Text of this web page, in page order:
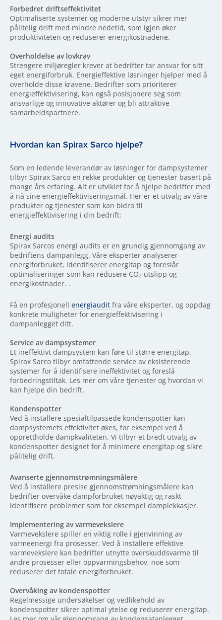
Forbedret driftseffektivitet
Optimaliserte systemer og moderne utstyr sikrer mer
pålitelig drift med mindre nedetid, som igjen øker
produktiviteten og reduserer energikostnadene.
Overholdelse av lovkrav
Strengere miljøregler krever at bedrifter tar ansvar for sitt
eget energiforbruk. Energieffektive løsninger hjelper med å
overholde disse kravene. Bedrifter som prioriterer
energieffektivisering, kan også posisjonere seg som
ansvarlige og innovative aktører og bli attraktive
samarbeidspartnere.
Hvordan kan Spirax Sarco hjelpe?
Som en ledende leverandør av løsninger for dampsystemer
tilbyr Spirax Sarco en rekke produkter og tjenester basert på
mange års erfaring. Alt er utviklet for å hjelpe bedrifter med
å nå sine energieffektiviseringsmål. Her er et utvalg av våre
produkter og tjenester som kan bidra til
energieffektivisering i din bedrift:
Energi audits
Spirax Sarcos energi audits er en grundig gjennomgang av
bedriftens dampanlegg. Våre eksperter analyserer
energiforbruket, identifiserer energitap og foreslår
optimaliseringer som kan redusere CO₂-utslipp og
energikostnader. .
Få en profesjonell energiaudit fra våre eksperter, og oppdag
konkrete muligheter for energieffektivisering i
dampanlegget ditt.
Service av dampsystemer
Et ineffektivt dampsystem kan føre til større energitap.
Spirax Sarco tilbyr omfattende service av eksisterende
systemer for å identifisere ineffektivitet og foreslå
forbedringstiltak. Les mer om våre tjenester og hvordan vi
kan hjelpe din bedrift.
Kondenspotter
Ved å installere spesialtilpassede kondenspotter kan
dampsystemets effektivitet økes, for eksempel ved å
opprettholde dampkvaliteten. Vi tilbyr et bredt utvalg av
kondenspotter designet for å minimere energitap og sikre
pålitelig drift.
Avanserte gjennomstrømningsmålere
Ved å installere presise gjennomstrømningsmålere kan
bedrifter overvåke dampforbruket nøyaktig og raskt
identifisere problemer som for eksempel damplekkasjer.
Implementering av varmevekslere
Varmevekslere spiller en viktig rolle i gjenvinning av
varmeenergi fra prosesser. Ved å installere effektive
varmevekslere kan bedrifter utnytte overskuddsvarme til
andre prosesser eller oppvarmingsbehov, noe som
reduserer det totale energiforbruket.
Overvåking av kondenspotter
Regelmessige undersøkelser og vedlikehold av
kondenspotter sikrer optimal ytelse og reduserer energitap.